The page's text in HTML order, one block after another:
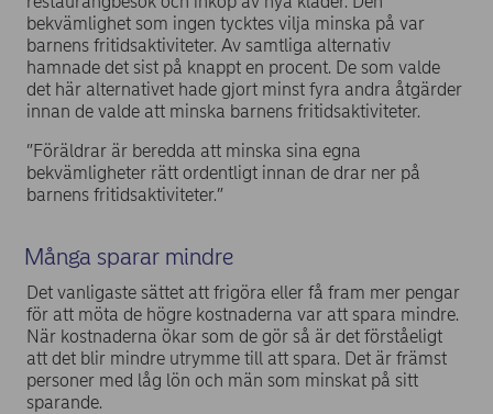
bekvämlighet som ingen tycktes vilja minska på var
barnens fritidsaktiviteter. Av samtliga alternativ
hamnade det sist på knappt en procent. De som valde
det här alternativet hade gjort minst fyra andra åtgärder
innan de valde att minska barnens fritidsaktiviteter.
”Föräldrar är beredda att minska sina egna
bekvämligheter rätt ordentligt innan de drar ner på
barnens fritidsaktiviteter.”
Många sparar mindre
Det vanligaste sättet att frigöra eller få fram mer pengar
för att möta de högre kostnaderna var att spara mindre.
När kostnaderna ökar som de gör så är det förståeligt
att det blir mindre utrymme till att spara. Det är främst
personer med låg lön och män som minskat på sitt
sparande.